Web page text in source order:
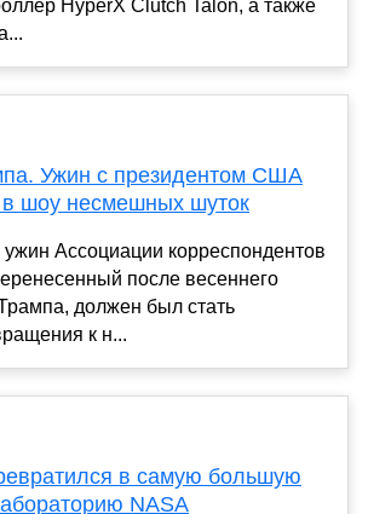
HyperX Clutch Talon, а также
Ужин с президентом США
в шоу несмешных шуток
Ассоциации корреспондентов
после весеннего
должен был стать
к н...
в самую большую
NASA